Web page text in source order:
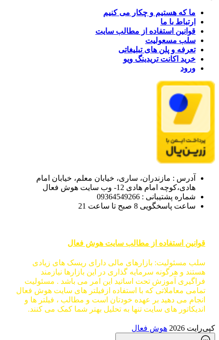
ما که هستیم و چکار می کنیم
ارتباط با ما
قوانین استفاده از مطالب سایت
سلب مسعولیت
تعرفه و پلن های تبلیغاتی
خرید اکانت تریدینگ ویو
ورود
آدرس : مازندران، ساری، خیابان معلم، خیابان امام
هادی،کوچه امام هادی 12- وب سایت هوش فعال
شماره پشتیبانی : 09364549266
ساعت پاسخگویی 8 صبح تا ساعت 21
قوانین استفاده از مطالب سایت هوش فعال
سلب مسئولیت: بازارهای مالی دارای ریسک های زیادی
هستند و هرگونه سرمایه گذاری در این بازارها نیازمند
فراگیری آموزش تحت اساتید این امر می باشد . مسئولیت
تمامی معاملاتی که با استفاده ازفیلتر های سایت هوش فعال
انجام می دهید بر عهده خودتان است و مطالب ، فیلتر ها و
اندیکاتور های سایت تنها به تحلیل بهتر شما کمک می کنند.
کپی‌رایت 2026 هوش فعال